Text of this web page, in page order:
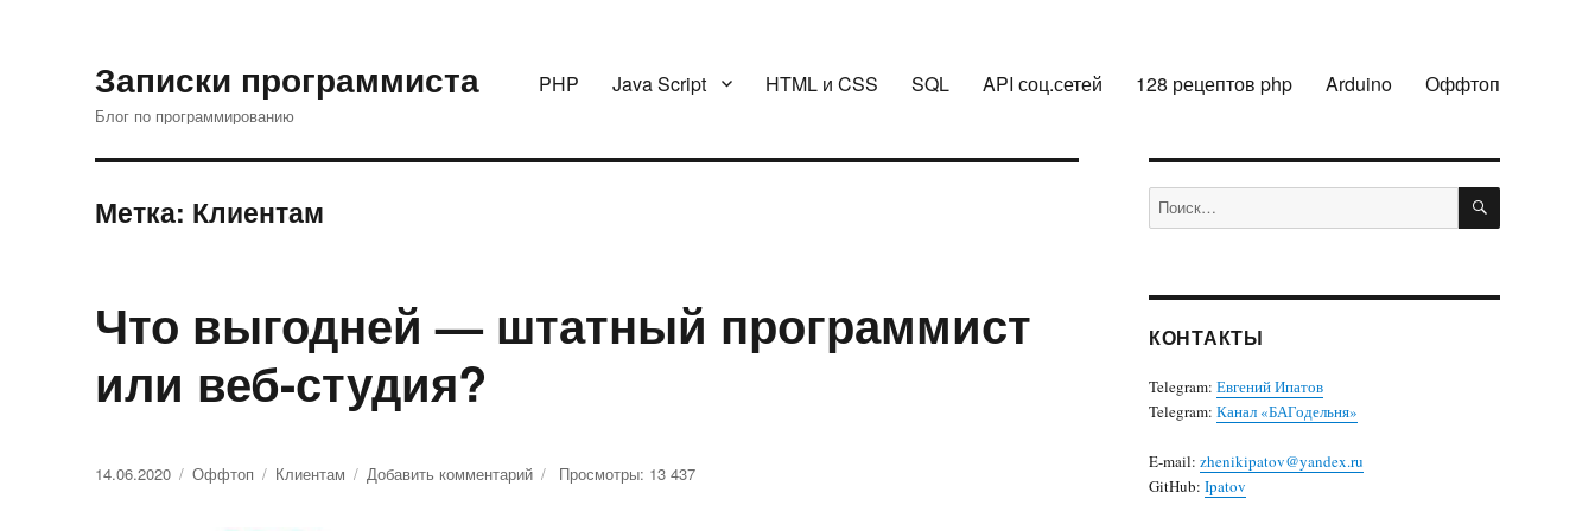
Записки программиста
Блог по программированию
PHP Java Script HTML и CSS SQL API соц.сетей 128 рецептов php Arduino Оффтоп
Метка: Клиентам
Что выгодней — штатный программист
или веб-студия?
Опубликовано
14.06.2020 Рубрики
Оффтоп Метки
Клиентам Добавить комментарий Просмотры: 13 437
Искать: ПОИСК
КОНТАКТЫ
Telegram: Евгений Ипатов
Telegram: Канал «БАГодельня»
E-mail: zhenikipatov@yandex.ru
GitHub: Ipatov